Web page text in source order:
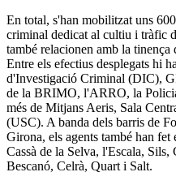
En total, s'han mobilitzat uns
criminal dedicat al cultiu i tràfic
també relacionen amb la
Entre els efectius desplegats hi
d'Investigació Criminal (DIC),
de la BRIMO, l'ARRO, la
més de Mitjans Aeris, Sala
(USC). A banda dels barris de
Girona, els agents també han fet
Cassà de la Selva, l'Escala,
Bescanó, Celrà, Quart i Salt.